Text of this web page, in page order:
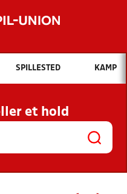
Hvad vil du søge efter?
OG NYHEDER
KLUBBER OG
SPILLESTED KAMP
et hold